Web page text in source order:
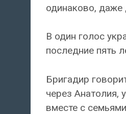
одинаково,
В один голос
последние пять
Бригадир
через Анатолия,
вместе с